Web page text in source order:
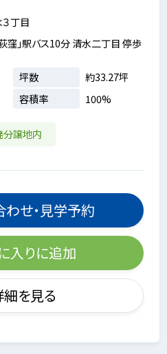
丁目
窪」駅バス10分 清水二丁目 停歩
坪数
約33.27坪
容積率 100%
分譲地内
わせ・見学予約
入りに追加
細を見る